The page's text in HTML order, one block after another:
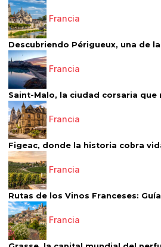
Francia
Descubriendo Périgueux, una de
Francia
Saint-Malo, la ciudad corsaria que
Francia
Figeac, donde la historia cobra
Francia
Rutas de los Vinos Franceses:
Francia